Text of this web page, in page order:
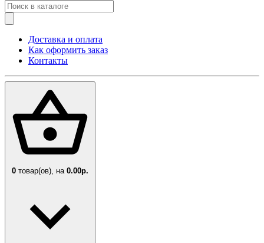
Доставка и оплата
Как оформить заказ
Контакты
0 товар(ов), на 0.00р.